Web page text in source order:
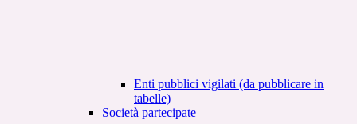
Enti pubblici vigilati (da pubblicare in
tabelle)
Società partecipate